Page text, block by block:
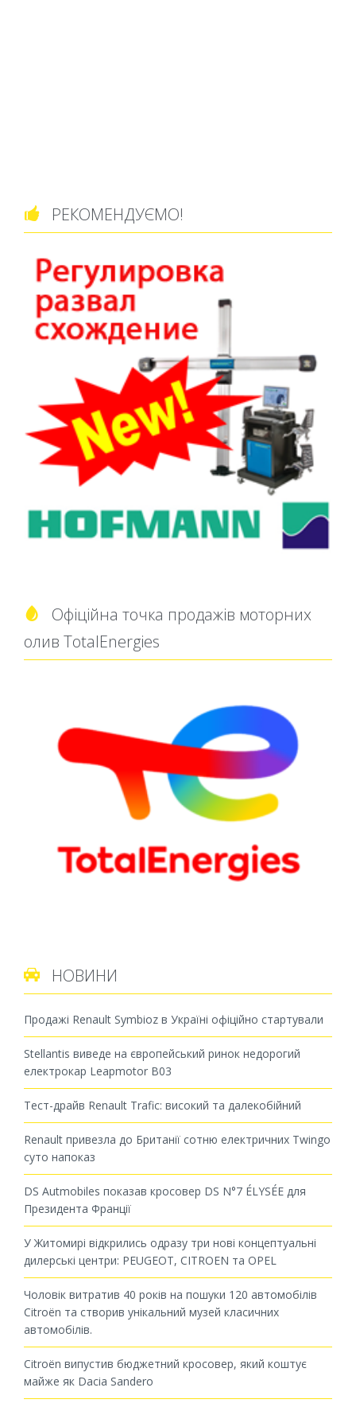
 РЕКОМЕНДУЄМО!

Офіційна точка продажів моторних
олив TotalEnergies
 НОВИНИ
Продажі Renault Symbioz в Україні офіційно стартували
Stellantis виведе на європейський ринок недорогий
електрокар Leapmotor B03
Тест-драйв Renault Trafic: високий та далекобійний
Renault привезла до Британії сотню електричних Twingo
суто напоказ
DS Autmobiles показав кросовер DS N°7 ÉLYSÉE для
Президента Франції
У Житомирі відкрились одразу три нові концептуальні
дилерські центри: PEUGEOT, CITROEN та OPEL
Чоловік витратив 40 років на пошуки 120 автомобілів
Citroën та створив унікальний музей класичних
автомобілів.
Citroën випустив бюджетний кросовер, який коштує
майже як Dacia Sandero